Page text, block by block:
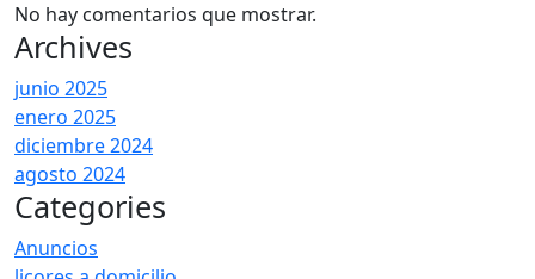
No hay comentarios que mostrar.
Archives
junio 2025
enero 2025
diciembre 2024
agosto 2024
Categories
Anuncios